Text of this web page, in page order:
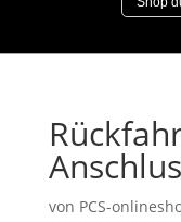
von PCS-